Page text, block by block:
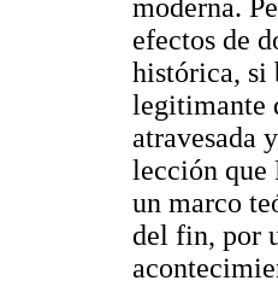
moderna.
efectos de
histórica, si
legitimante
atravesada
lección que
un marco
del fin, por